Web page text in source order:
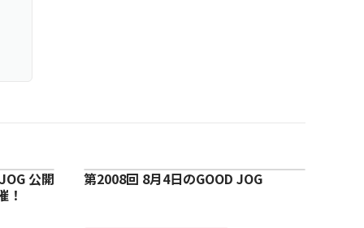
公開
！
第2008回 8月4日のGOOD JOG